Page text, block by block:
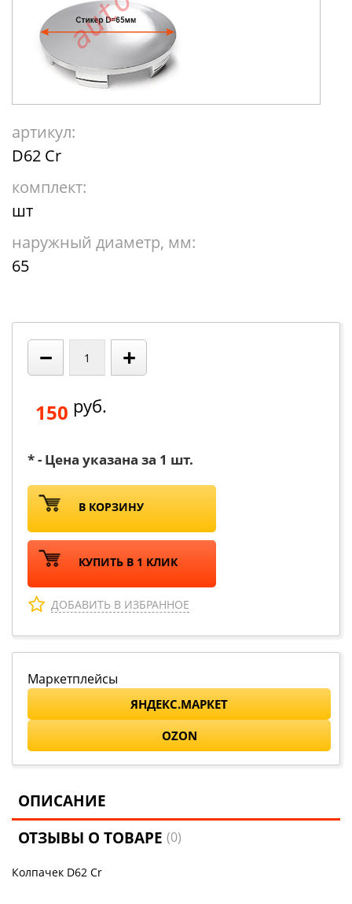
артикул:
D62 Cr
комплект:
шт
наружный диаметр, мм:
65
− +
150 руб.
* - Цена указана за 1 шт.
В КОРЗИНУ
КУПИТЬ В 1 КЛИК
ДОБАВИТЬ В ИЗБРАННОЕ
Маркетплейсы
ЯНДЕКС.МАРКЕТ
OZON
ОПИСАНИЕ
ОТЗЫВЫ О ТОВАРЕ(0)
Колпачек D62 Cr